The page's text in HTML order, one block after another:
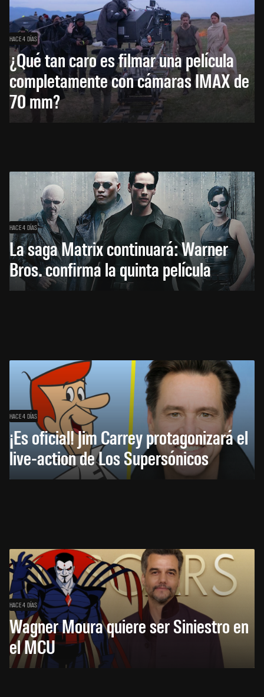
HACE 4 DÍAS
¿Qué tan caro es filmar una película
completamente con cámaras IMAX de
70 mm?
HACE 4 DÍAS
La saga Matrix continuará: Warner
Bros. confirma la quinta película
HACE 4 DÍAS
¡Es oficial! Jim Carrey protagonizará el
live-action de Los Supersónicos
HACE 4 DÍAS
Wagner Moura quiere ser Siniestro en
el MCU